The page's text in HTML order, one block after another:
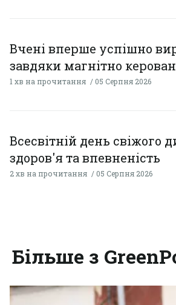
Вчені вперше успішно
завдяки магнітно
1 хв на прочитання 05 Серпня 2026
Всесвітній день свіжого
здоров'я та впевненість
2 хв на прочитання 05 Серпня 2026
Більше з